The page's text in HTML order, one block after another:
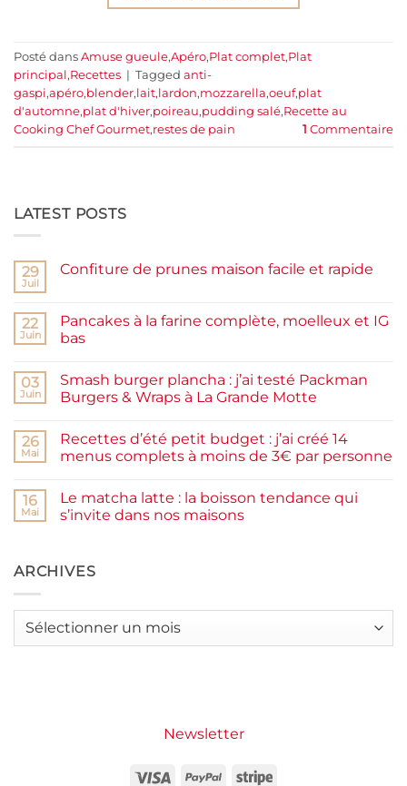
Posté dans Amuse gueule,Apéro,Plat complet,Plat
principal,Recettes | Tagged anti-
gaspi,apéro,blender,lait,lardon,mozzarella,oeuf,plat
d'automne,plat d'hiver,poireau,pudding salé,Recette au
Cooking Chef Gourmet,restes de pain 1 Commentaire
LATEST POSTS
29
Juil
Confiture de prunes maison facile et rapide
Confiture
de
prunes
et
rapide
22
Juin
Pancakes à la farine complète, moelleux et IG
bas
sur
Pancakes
à
complète,
moelleux
et
03
Juin
Smash burger plancha : j’ai testé Packman
Burgers & Wraps à La Grande Motte
sur
Smash
burger
testé
Packman
Burgers &
Grande
Motte
26
Mai
Recettes d’été petit budget : j’ai créé 14
menus complets à moins de 3€ par personne
sur
Recettes
d’été
j’ai
créé
à
16
Mai
Le matcha latte : la boisson tendance qui
s’invite dans nos maisons
Le
matcha
boisson
ARCHIVES
Archives
Newsletter
Visa PayPal Stripe